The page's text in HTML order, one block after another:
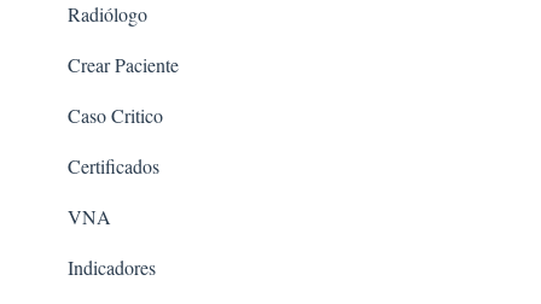
Radiólogo
Crear Paciente
Caso Critico
Certificados
VNA
Indicadores